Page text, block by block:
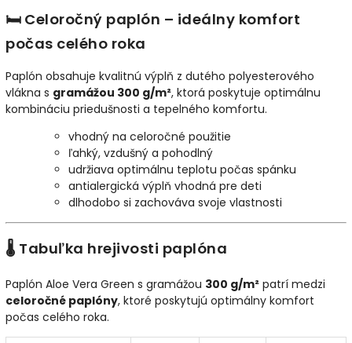
🛏️ Celoročný paplón – ideálny komfort
počas celého roka
Paplón obsahuje kvalitnú výplň z dutého polyesterového
vlákna s gramážou 300 g/m², ktorá poskytuje optimálnu
kombináciu priedušnosti a tepelného komfortu.
vhodný na celoročné použitie
ľahký, vzdušný a pohodlný
udržiava optimálnu teplotu počas spánku
antialergická výplň vhodná pre deti
dlhodobo si zachováva svoje vlastnosti
🌡️ Tabuľka hrejivosti paplóna
Paplón Aloe Vera Green s gramážou 300 g/m² patrí medzi
celoročné paplóny, ktoré poskytujú optimálny komfort
počas celého roka.